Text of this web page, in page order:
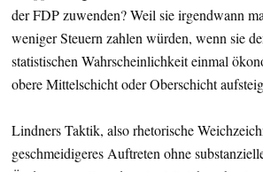
der FDP zuwenden? Weil sie irgendwann
weniger Steuern zahlen würden, wenn sie
statistischen Wahrscheinlichkeit einmal
obere Mittelschicht oder Oberschicht
Lindners Taktik, also rhetorische
geschmeidigeres Auftreten ohne